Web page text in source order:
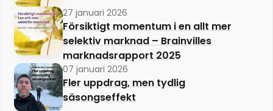
27 januari 2026
Försiktigt momentum i en allt mer
selektiv marknad – Brainvilles
marknadsrapport 2025
07 januari 2026
Fler uppdrag, men tydlig
säsongseffekt